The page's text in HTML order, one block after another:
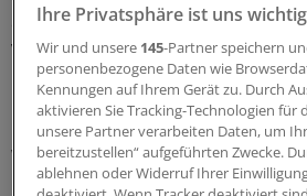
ordnungspolitisch falsch", sagte der
Vorstandsvorsitzende der Ameos-
Paeger. Den Kliniken müssten
Investitionsmittel zur Verfügung
könnten sie dann auch
Weg bringen. "Mit dem
Nebenkasse auf, die davon
Ihre Privatsphäre ist uns wichtig
Wir und unsere 145-Partner speichern
personenbezogene Daten wie
Kennungen auf Ihrem Gerät zu. Durch
aktivieren Sie Tracking-Technologien für
unsere Partner verarbeiten Daten, um
bereitzustellen“ aufgeführten Zwecke.
ablehnen oder Widerruf Ihrer